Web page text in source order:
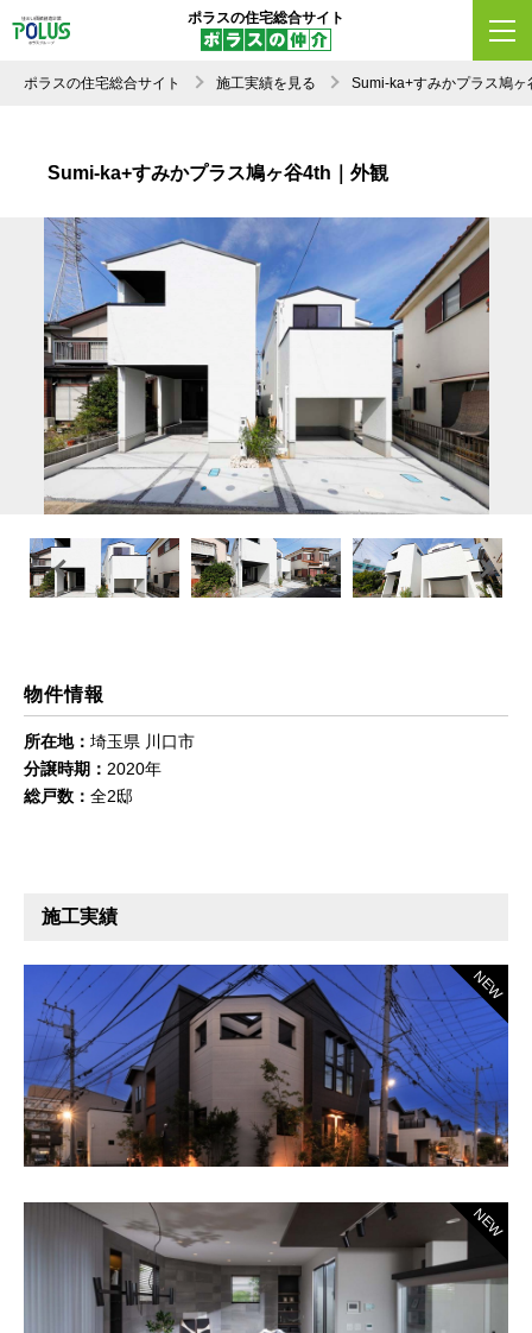
ポラスの住宅総合サイト
ポラスの住宅総合サイト 施工実績を見る Sumi-ka+すみかプラス鳩
Sumi-ka+すみかプラス鳩ヶ谷4th｜外観
Previous Next
物件情報
所在地： 埼玉県 川口市
分譲時期： 2020年
総戸数： 全2邸
施工実績
NEW
NEW